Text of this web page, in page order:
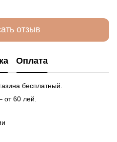
отзыв
Оплата
бесплатный.
от 60 лей.